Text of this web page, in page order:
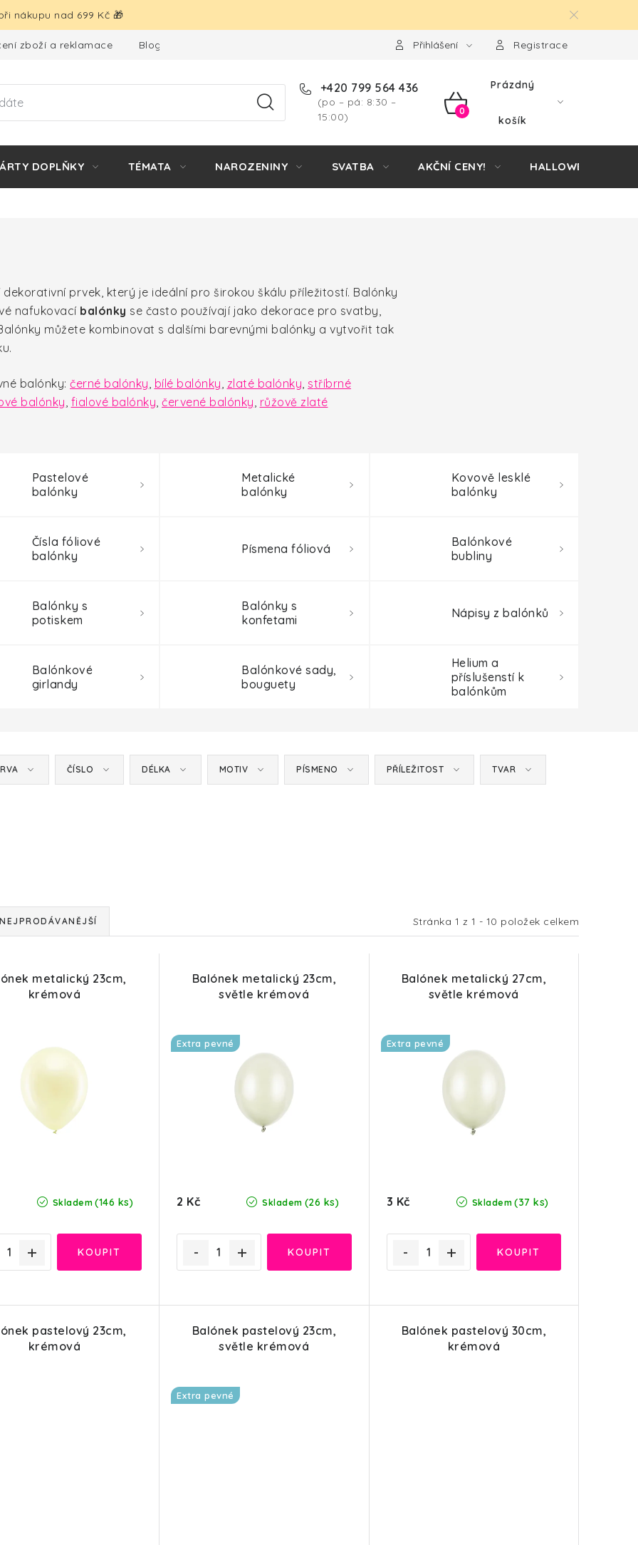
nákupu nad 699 Kč 🎁
zboží a reklamace Blog Přihlášení Registrace
+420 799 564 436
(po – pá: 8:30 –
15:00)
NÁKUPNÍ
Prázdný
košík
DOPLŇKY TÉMATA NAROZENINY SVATBA AKČNÍ CENY! HALLOWEEN
dekorativní prvek, který je ideální pro širokou škálu příležitostí. Balónky
nafukovací balónky se často používají jako dekorace pro svatby,
můžete kombinovat s dalšími barevnými balónky a vytvořit tak
balónky: černé balónky, bílé balónky, zlaté balónky, stříbrné
balónky, fialové balónky, červené balónky, růžově zlaté
Pastelové
balónky
Metalické
balónky
Kovově lesklé
balónky
Čísla fóliové
balónky
Písmena fóliová
Balónkové
bubliny
Balónky s
potiskem
Balónky s
konfetami
Nápisy z balónků
Balónkové
girlandy
Balónkové sady,
bouguety
Helium a
příslušenstí k
balónkům
ČÍSLO DÉLKA MOTIV PÍSMENO PŘÍLEŽITOST TVAR
Stránka 1 z 1 - 10 položek celkem
NEJPRODÁVANĚJŠÍ
metalický 23cm,
krémová
Skladem (146 ks)
Balónek metalický 23cm,
světle krémová
Extra pevné
Skladem (26 ks)
2 Kč
Balónek metalický 27cm,
světle krémová
Extra pevné
Skladem (37 ks)
3 Kč
pastelový 23cm,
krémová
Balónek pastelový 23cm,
světle krémová
Extra pevné
Balónek pastelový 30cm,
krémová